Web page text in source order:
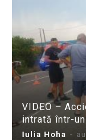
VIDEO –
intrată într-
Iulia Hoha -